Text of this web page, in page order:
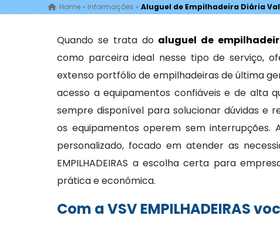
Home »Informações »Aluguel de Empilhadeira Diária
Quando se trata do aluguel de
como parceira ideal nesse tipo de serviço,
extenso portfólio de empilhadeiras de última
acesso a equipamentos confiáveis e de alta
sempre disponível para solucionar dúvidas e
os equipamentos operem sem
personalizado, focado em atender as
EMPILHADEIRAS a escolha certa para
prática e econômica.
Com a VSV